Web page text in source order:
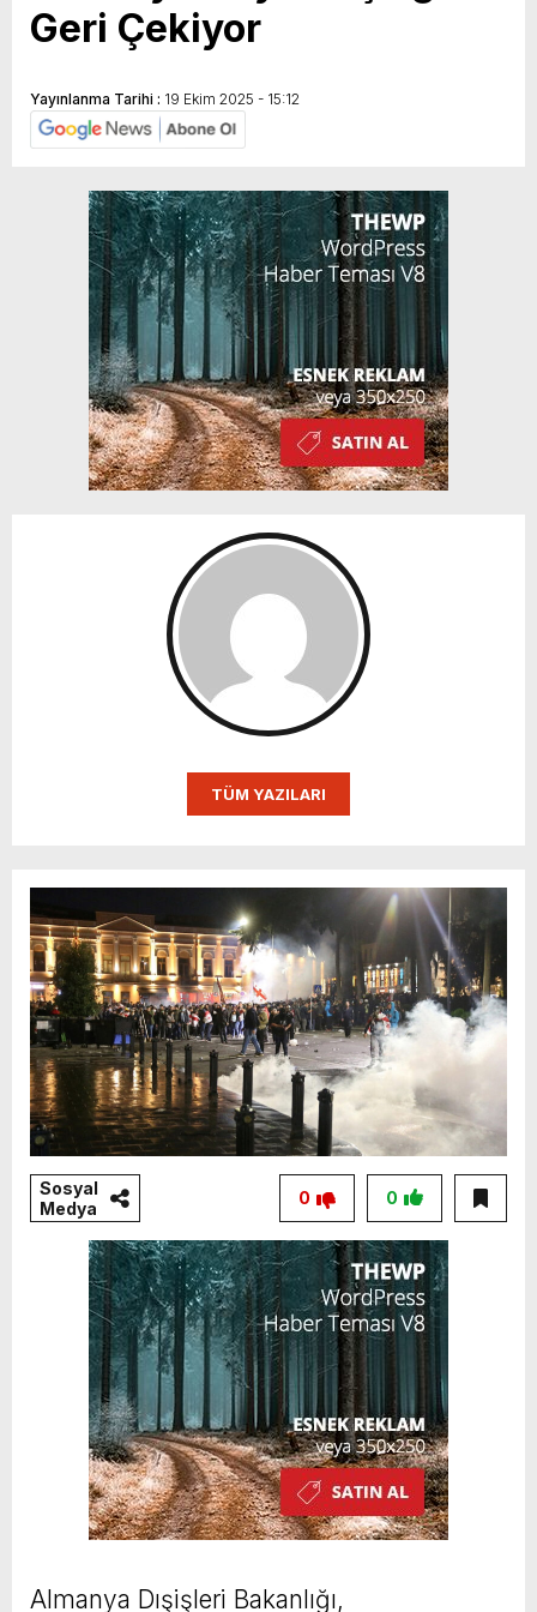
Geri Çekiyor
Yayınlanma Tarihi : 19 Ekim 2025 - 15:12
TÜM YAZILARI
Sosyal
Medya
0
0
Almanya Dışişleri Bakanlığı,